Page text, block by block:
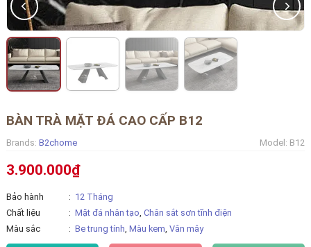
BÀN TRÀ MẶT ĐÁ CAO CẤP B12
Brands: B2chome Model: B12
3.900.000₫
Bảo hành
12 Tháng
Chất liệu
Mặt đá nhân tạo, Chân sắt sơn tĩnh điện
Màu sắc
Be trung tính, Màu kem, Vân mây